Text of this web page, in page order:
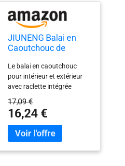
JIUNENG Balai en
Caoutchouc de
Manche Anti-
Rayures, pour Enlever
Les Poils d'animaux
de Compagnie, pour
Les Sols, Les Tapis,
Les Carreaux, Les
Fenêtres et Le Jardin
Le balai en caoutchouc
pour intérieur et extérieur
avec raclette intégrée
convient pour le jardin, le
balcon, la terrasse, le
garage, pour le nettoyage
des sols, le lavage des
voitures, le nettoyage de
17,09 €
16,24 €